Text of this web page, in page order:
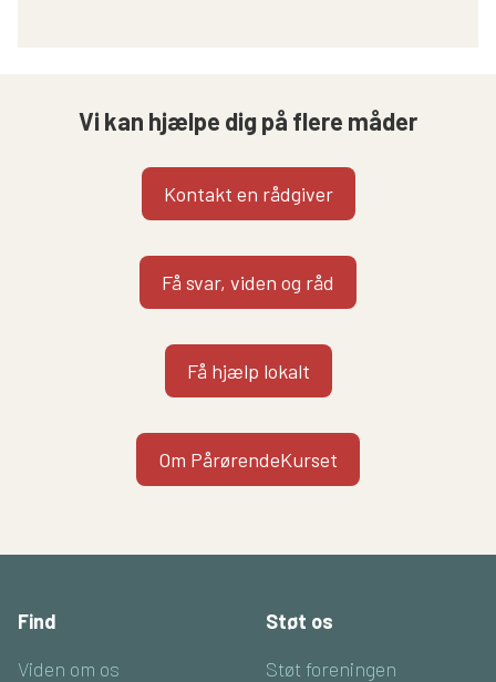
Vi kan hjælpe dig på flere måder
Kontakt en rådgiver
Få svar, viden og råd
Få hjælp lokalt
Om PårørendeKurset
Find
Viden om os
Støt os
Støt foreningen